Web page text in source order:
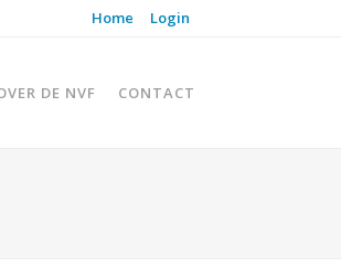
Home Login
DE NVF CONTACT